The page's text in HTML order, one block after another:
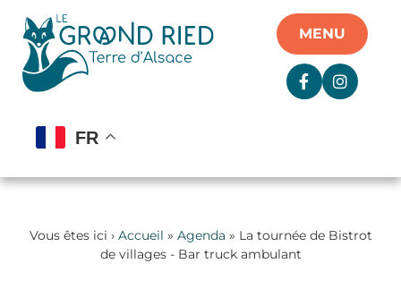
MENU
FR
Vous êtes ici › Accueil » Agenda » La tournée de Bistrot
de villages - Bar truck ambulant
Panneau de gestion des cookies